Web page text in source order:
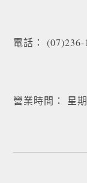
電話： (07)236-
營業時間： 星